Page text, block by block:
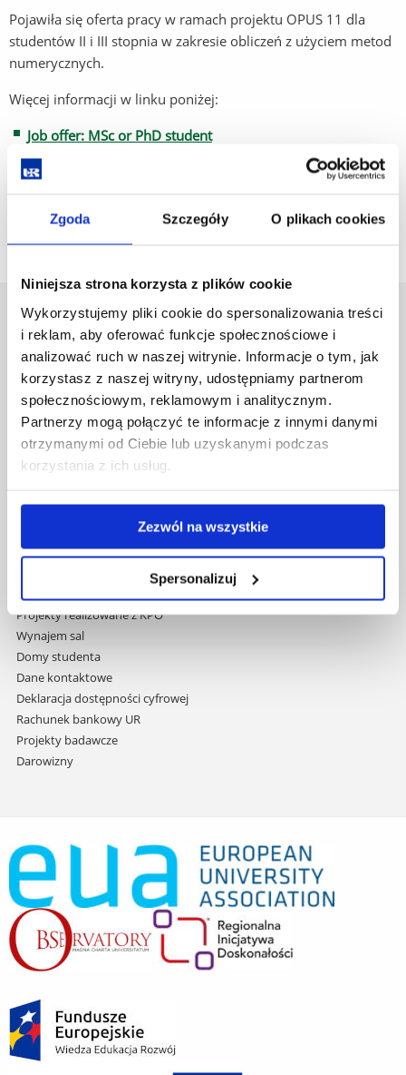
Zgoda Szczegóły O plikach cookies
Niniejsza strona korzysta z plików cookie
Wykorzystujemy pliki cookie do spersonalizowania treści
i reklam, aby oferować funkcje społecznościowe i
analizować ruch w naszej witrynie. Informacje o tym, jak
korzystasz z naszej witryny, udostępniamy partnerom
społecznościowym, reklamowym i analitycznym.
Partnerzy mogą połączyć te informacje z innymi danymi
otrzymanymi od Ciebie lub uzyskanymi podczas
korzystania z ich usług.
Zezwól na wszystkie
Spersonalizuj
Pojawiła się oferta pracy w ramach projektu OPUS 11 dla
studentów II i III stopnia w zakresie obliczeń z użyciem metod
numerycznych.
Więcej informacji w linku poniżej:
Job offer: MSc or PhD student
Uniwersytet Rzeszowski
Al. Tadeusza Rejtana 16C
35-959 Rzeszów
Pomiń
nawigację
przejdź
treści
Polityka prywatności
Mapa serwisu
Biblioteka
Wydawnictwo
Studia podyplomowe
Zamówienia publiczne
Projekty współfinansowane przez UE
Projekty realizowane z KPO
Wynajem sal
Domy studenta
Dane kontaktowe
Deklaracja dostępności cyfrowej
Rachunek bankowy UR
Projekty badawcze
Darowizny